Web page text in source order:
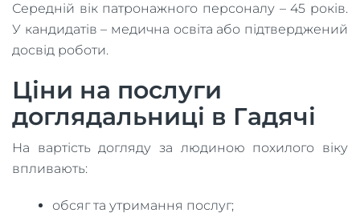
Середній вік патронажного персоналу – 45 років.
У кандидатів – медична освіта або підтверджений
досвід роботи.
Ціни на послуги
доглядальниці в Гадячі
На вартість догляду за людиною похилого віку
впливають:
обсяг та утримання послуг;